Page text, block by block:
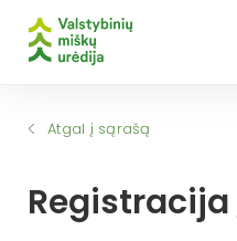
Atgal į sąrašą